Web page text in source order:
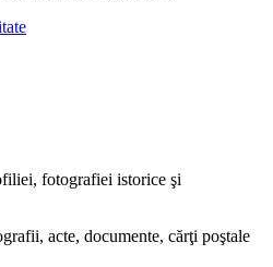
fotografiei istorice şi
acte, documente, cărţi poştale